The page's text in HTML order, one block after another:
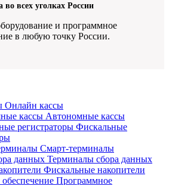
во всех уголках России
и программное
в любую точку России.
Онлайн кассы
Автономные кассы
Фискальные
Смарт-терминалы
Терминалы сбора данных
Фискальные накопители
Программное